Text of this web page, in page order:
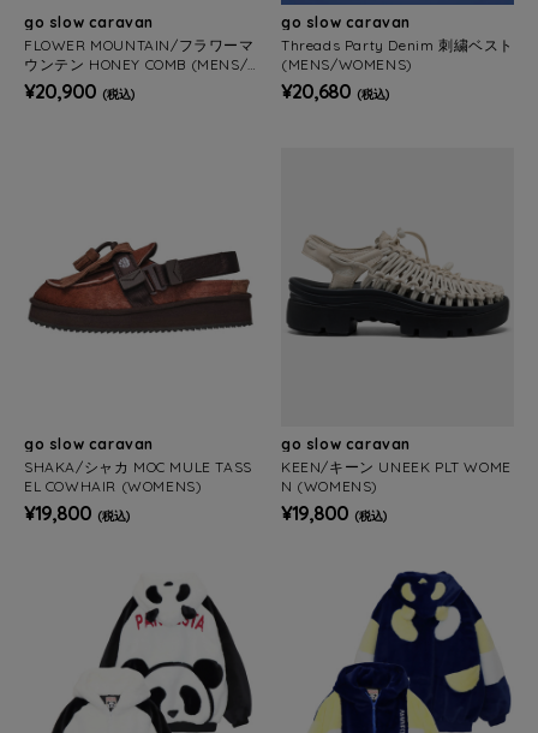
go slow caravan
FLOWER MOUNTAIN/フラワーマ
ウンテン HONEY COMB (MENS/
WOMENS)
¥20,900 (税込)
go slow caravan
Threads Party Denim 刺繍ベスト
(MENS/WOMENS)
¥20,680 (税込)
go slow caravan
SHAKA/シャカ MOC MULE TASS
EL COWHAIR (WOMENS)
¥19,800 (税込)
go slow caravan
KEEN/キーン UNEEK PLT WOME
N (WOMENS)
¥19,800 (税込)